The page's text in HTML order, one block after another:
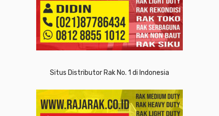
Situs Distributor Rak No. 1 di Indonesia